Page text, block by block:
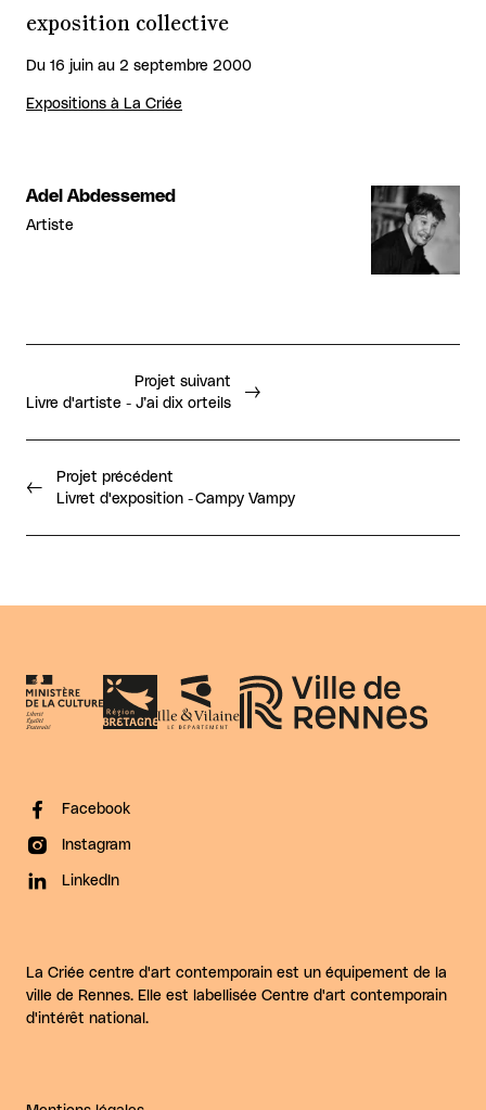
exposition collective
Du 16 juin au 2 septembre 2000
Expositions à La Criée
Adel Abdessemed
Artiste
Projet précédent
Livret d'exposition - Campy Vampy
Projet suivant
Livre d'artiste - J’ai dix orteils
Facebook
Instagram
LinkedIn
La Criée centre d'art contemporain est un équipement de la
ville de Rennes. Elle est labellisée Centre d'art contemporain
d'intérêt national.